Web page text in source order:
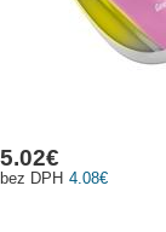
4.08€
bez DPH
5.02€